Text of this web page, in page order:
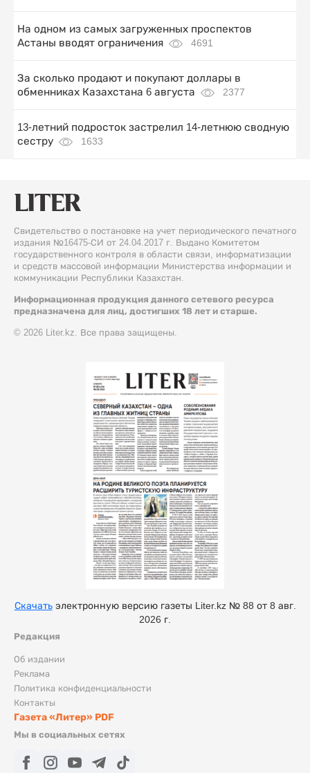
На одном из самых загруженных проспектов
Астаны вводят ограничения
4691
За сколько продают и покупают доллары в
обменниках Казахстана 6 августа
2377
13-летний подросток застрелил 14-летнюю сводную
сестру
1633
Свидетельство о постановке на учет периодического печатного
издания №16475-СИ от 24.04.2017 г. Выдано Комитетом
государственного контроля в области связи, информатизации
и средств массовой информации Министерства информации и
коммуникации Республики Казахстан.
Информационная продукция данного сетевого ресурса
предназначена для лиц, достигших 18 лет и старше.
© 2026 Liter.kz. Все права защищены.
Редакция
Об издании
Реклама
Политика конфиденциальности
Контакты
Газета «Литер» PDF
Мы в социальных сетях
Скачатьэлектронную версию газеты Liter.kz № 88 от 8 авг.
2026 г.